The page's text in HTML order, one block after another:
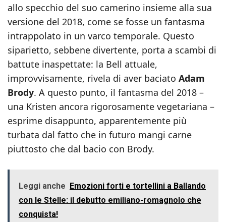
allo specchio del suo camerino insieme alla sua
versione del 2018, come se fosse un fantasma
intrappolato in un varco temporale. Questo
siparietto, sebbene divertente, porta a scambi di
battute inaspettate: la Bell attuale,
improvvisamente, rivela di aver baciato Adam
Brody. A questo punto, il fantasma del 2018 –
una Kristen ancora rigorosamente vegetariana –
esprime disappunto, apparentemente più
turbata dal fatto che in futuro mangi carne
piuttosto che dal bacio con Brody.
Leggi anche Emozioni forti e tortellini a Ballando
con le Stelle: il debutto emiliano-romagnolo che
conquista!